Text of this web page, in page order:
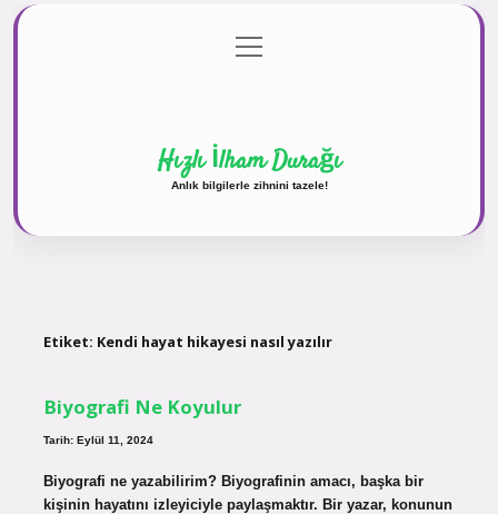
Gizlilik Politikası
menüyü
aç
Hızlı İlham Durağı
Anlık bilgilerle zihnini tazele!
Etiket: Kendi hayat hikayesi nasıl yazılır
Biyografi Ne Koyulur
Tarih: Eylül 11, 2024
Biyografi ne yazabilirim? Biyografinin amacı, başka bir
kişinin hayatını izleyiciyle paylaşmaktır. Bir yazar, konunun